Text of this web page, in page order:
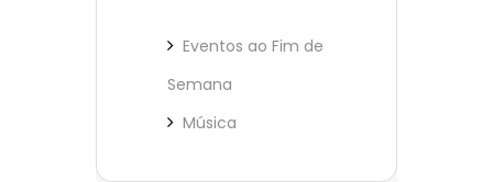
Eventos ao Fim de
Semana
Música